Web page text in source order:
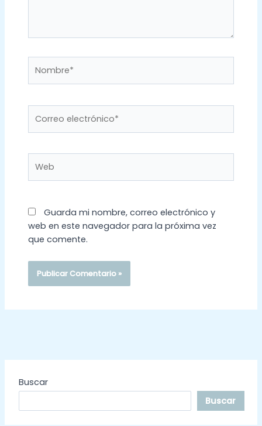
electrónico*
Guarda mi nombre, correo electrónico y
web en este navegador para la próxima vez
que comente.
Buscar
Buscar